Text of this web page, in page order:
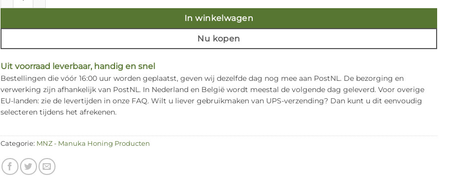
In winkelwagen
Nu kopen
Uit voorraad leverbaar, handig en snel
Bestellingen die vóór 16:00 uur worden geplaatst, geven wij dezelfde dag nog mee aan PostNL. De bezorging en
verwerking zijn afhankelijk van PostNL. In Nederland en België wordt meestal de volgende dag geleverd. Voor overige
EU-landen: zie de levertijden in onze FAQ. Wilt u liever gebruikmaken van UPS-verzending? Dan kunt u dit eenvoudig
selecteren tijdens het afrekenen.
Categorie: MNZ - Manuka Honing Producten